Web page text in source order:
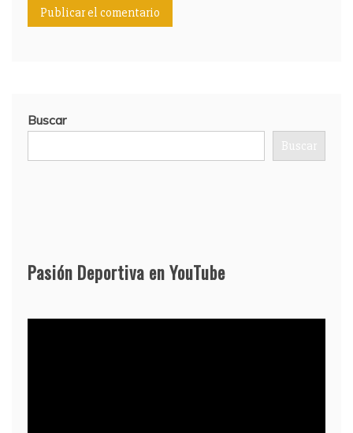
Buscar
Buscar
Pasión Deportiva en YouTube